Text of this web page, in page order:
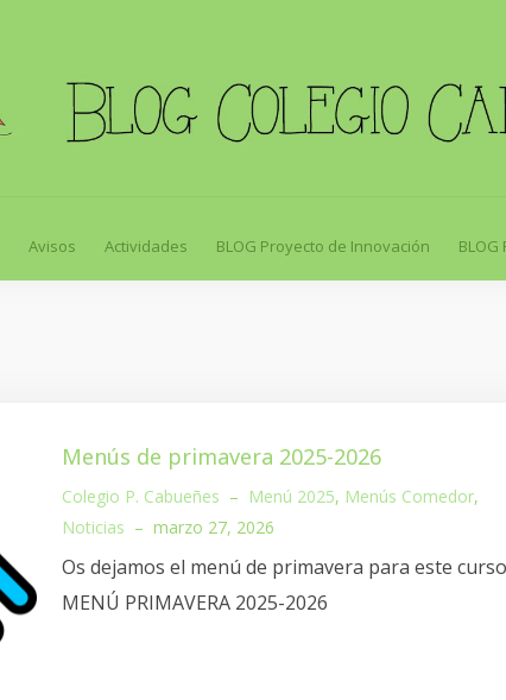
Avisos Actividades BLOG Proyecto de Innovación
Menús de primavera 2025-2026
Colegio P. Cabueñes – Menú 2025, Menús Comedor,
Noticias – marzo 27, 2026
Os dejamos el menú de primavera para este
MENÚ PRIMAVERA 2025-2026